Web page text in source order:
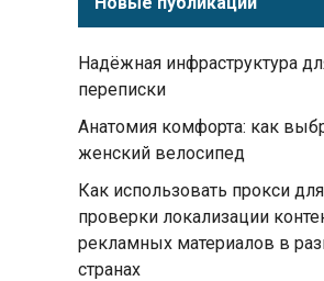
Надёжная инфраструктура
переписки
Анатомия комфорта: как
женский велосипед
Как использовать прокси для
проверки локализации
рекламных материалов в
странах